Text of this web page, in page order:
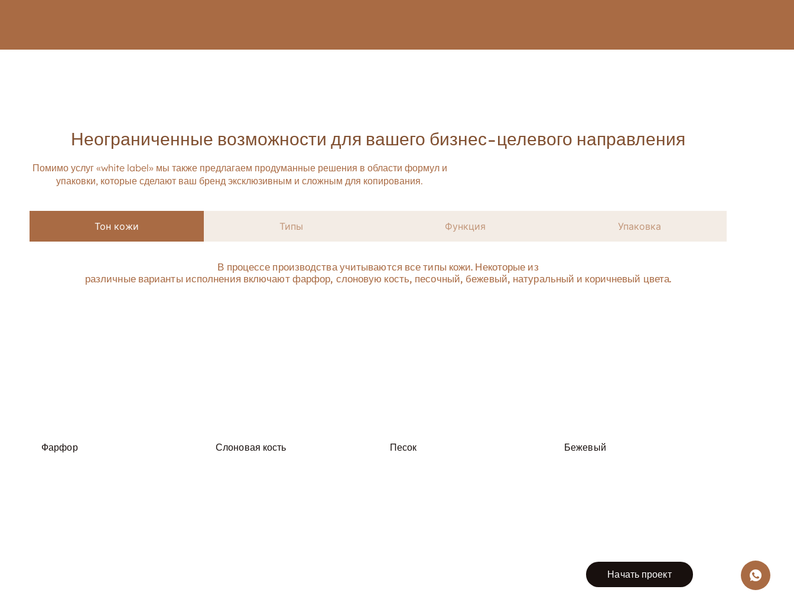
Неограниченные возможности для вашего бизнес-целевого направления
Помимо услуг «white label» мы также предлагаем продуманные решения в области формул и
упаковки, которые сделают ваш бренд эксклюзивным и сложным для копирования.
Тон кожи Типы Функция Упаковка
В процессе производства учитываются все типы кожи. Некоторые из
различные варианты исполнения включают фарфор, слоновую кость, песочный, бежевый, натуральный и коричневый цвета.
Фарфор Слоновая кость Песок Бежевый
Начать проект